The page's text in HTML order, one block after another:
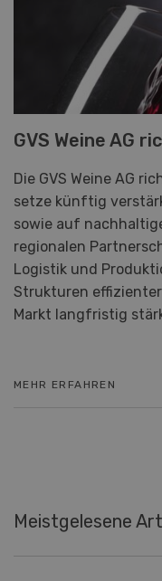
GVS Weine AG
Die GVS Weine AG
setze künftig
sowie auf
regionalen
Logistik und
Strukturen
Markt langfristig
MEHR ERFAHREN
Meistgelesene